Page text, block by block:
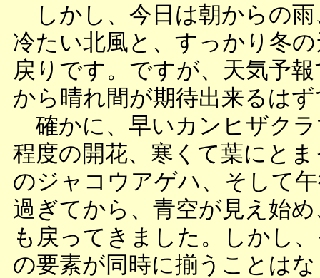
しかし、今日は朝からの雨
冷たい北風と、すっかり冬
戻りです。ですが、天気予
から晴れ間が期待出来るは
確かに、早いカンヒザク
程度の開花、寒くて葉にと
のジャコウアゲハ、そして
過ぎてから、青空が見え始
も戻ってきました。しかし
の要素が同時に揃うことは